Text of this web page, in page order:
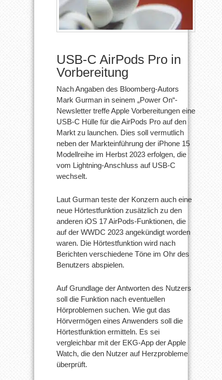
USB-C AirPods Pro in
Vorbereitung
Nach Angaben des Bloomberg-Autors
Mark Gurman in seinem „Power On“-
Newsletter treffe Apple Vorbereitungen eine
USB-C Hülle für die AirPods Pro auf den
Markt zu launchen. Dies soll vermutlich
neben der Markteinführung der iPhone 15
Modellreihe im Herbst 2023 erfolgen, die
vom Lightning-Anschluss auf USB-C
wechselt.
Laut Gurman teste der Konzern auch eine
neue Hörtestfunktion zusätzlich zu den
anderen iOS 17 AirPods-Funktionen, die
auf der WWDC 2023 angekündigt worden
waren. Die Hörtestfunktion wird nach
Berichten verschiedene Töne im Ohr des
Benutzers abspielen.
Auf Grundlage der Antworten des Nutzers
soll die Funktion nach eventuellen
Hörproblemen suchen. Wie gut das
Hörvermögen eines Anwenders soll die
Hörtestfunktion ermitteln. Es sei
vergleichbar mit der EKG-App der Apple
Watch, die den Nutzer auf Herzprobleme
überprüft.